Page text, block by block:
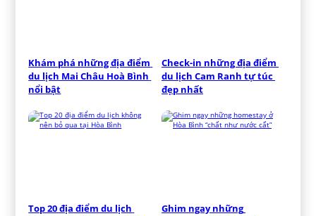
Khám phá những địa điểm
du lịch Mai Châu Hoà Bình
nổi bật
Check-in những địa điểm
du lịch Cam Ranh tự túc
đẹp nhất
Top 20 địa điểm du lịch
Ghim ngay những